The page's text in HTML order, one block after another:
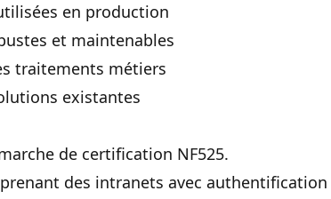
en production
et maintenables
traitements métiers
existantes
de certification NF525.
des intranets avec authentification